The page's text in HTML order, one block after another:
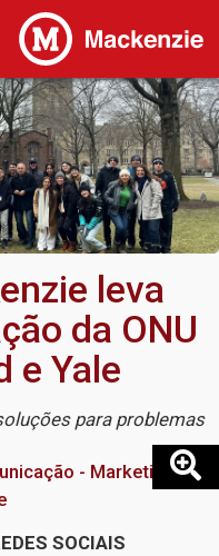
leva
da ONU
e Yale
para problemas
- Marketing
SOCIAIS